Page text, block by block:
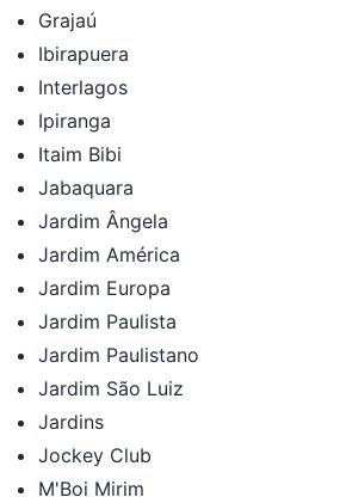
Grajaú
Ibirapuera
Interlagos
Ipiranga
Itaim Bibi
Jabaquara
Jardim Ângela
Jardim América
Jardim Europa
Jardim Paulista
Jardim Paulistano
Jardim São Luiz
Jardins
Jockey Club
M'Boi Mirim